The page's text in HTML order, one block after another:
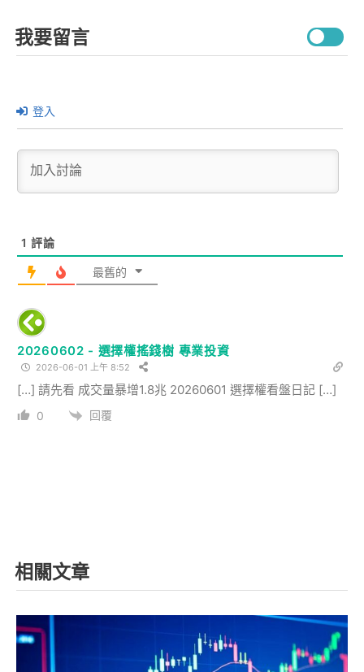
我要留言
登入
1 評論
最舊的
20260602 - 選擇權搖錢樹 專業投資
2026-06-01 上午 8:52
[…] 請先看 成交量暴增1.8兆 20260601 選擇權看盤日記 […]
0 回覆
相關文章